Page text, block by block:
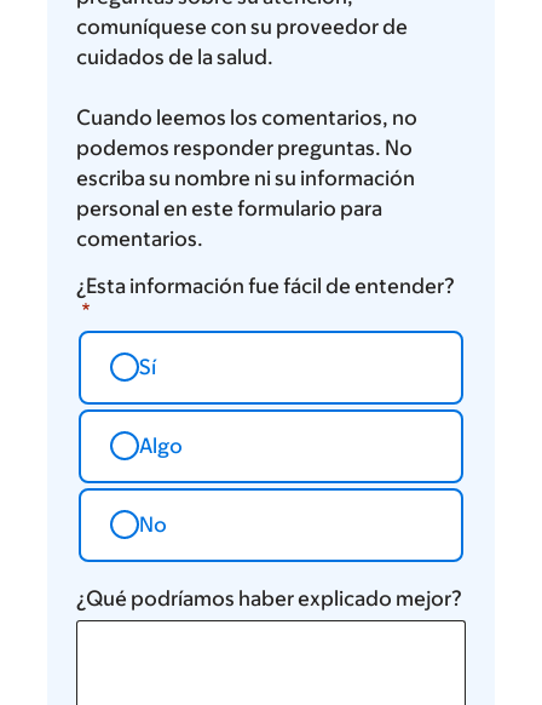
comuníquese con su proveedor de
cuidados de la salud.
Cuando leemos los comentarios, no
podemos responder preguntas. No
escriba su nombre ni su información
personal en este formulario para
comentarios.
¿Esta información fue fácil de entender?
Sí
Algo
No
¿Qué podríamos haber explicado mejor?